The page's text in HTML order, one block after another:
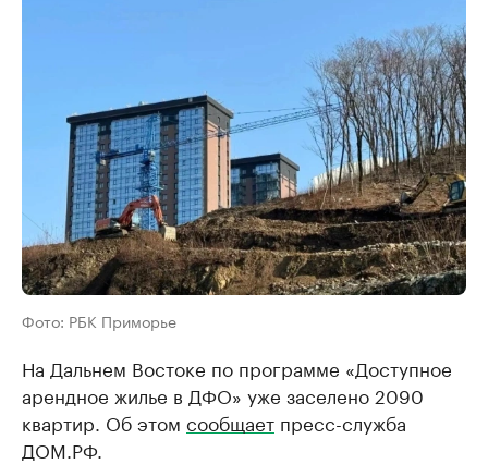
Фото: РБК Приморье
На Дальнем Востоке по программе «Доступное
арендное жилье в ДФО» уже заселено 2090
квартир. Об этом сообщает пресс-служба
ДОМ.РФ.